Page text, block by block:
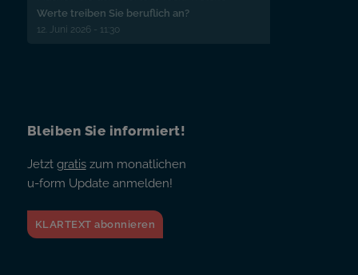
Werte treiben Sie beruflich an?
12. Juni 2026 - 11:30
Bleiben Sie informiert!
Jetzt gratiszum monatlichen
u-form Update anmelden!
KLARTEXT abonnieren